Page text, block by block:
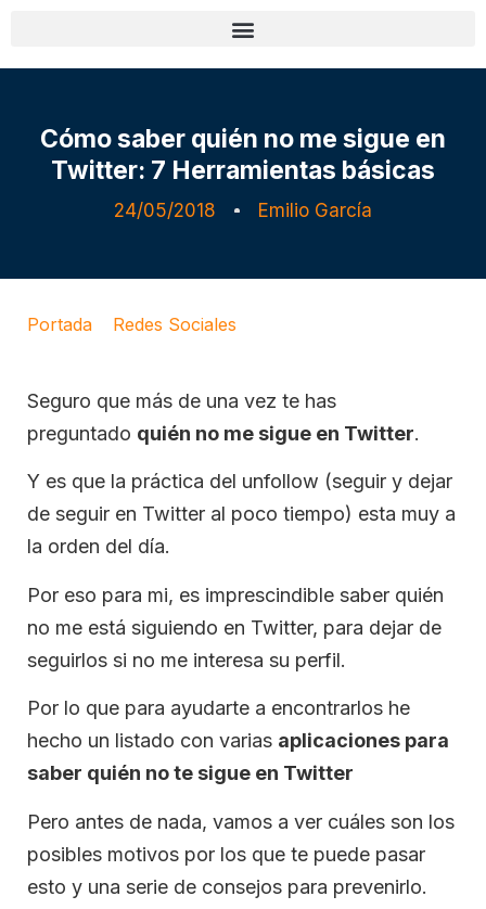
Cómo saber quién no me sigue en
Twitter: 7 Herramientas básicas
24/05/2018 Emilio García
Portada Redes Sociales
Seguro que más de una vez te has
preguntado quién no me sigue en Twitter.
Y es que la práctica del unfollow (seguir y dejar
de seguir en Twitter al poco tiempo) esta muy a
la orden del día.
Por eso para mi, es imprescindible saber quién
no me está siguiendo en Twitter, para dejar de
seguirlos si no me interesa su perfil.
Por lo que para ayudarte a encontrarlos he
hecho un listado con varias aplicaciones para
saber quién no te sigue en Twitter
Pero antes de nada, vamos a ver cuáles son los
posibles motivos por los que te puede pasar
esto y una serie de consejos para prevenirlo.